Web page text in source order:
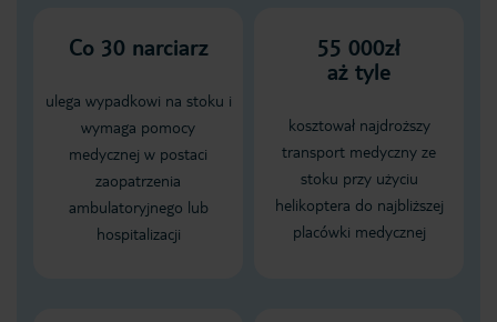
Co 30 narciarz
ulega wypadkowi na stoku i
wymaga pomocy
medycznej w postaci
zaopatrzenia
ambulatoryjnego lub
hospitalizacji
55 000zł
aż tyle
kosztował najdroższy
transport medyczny ze
stoku przy użyciu
helikoptera do najbliższej
placówki medycznej